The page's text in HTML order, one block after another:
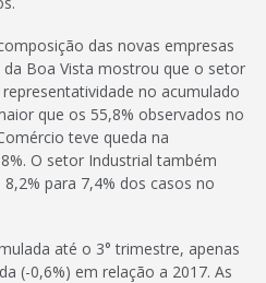
das novas empresas
Boa Vista mostrou que o setor
no acumulado
que os 55,8% observados no
teve queda na
O setor Industrial também
para 7,4% dos casos no
até o 3° trimestre, apenas
(-0,6%) em relação a 2017. As